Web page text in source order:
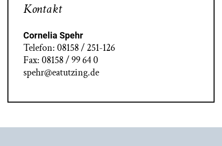
Kontakt
Cornelia Spehr
Telefon: 08158 / 251-126
Fax: 08158 / 99 64 0
spehr@eatutzing.de